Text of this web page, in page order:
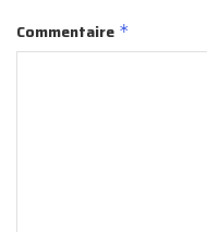
Commentaire *